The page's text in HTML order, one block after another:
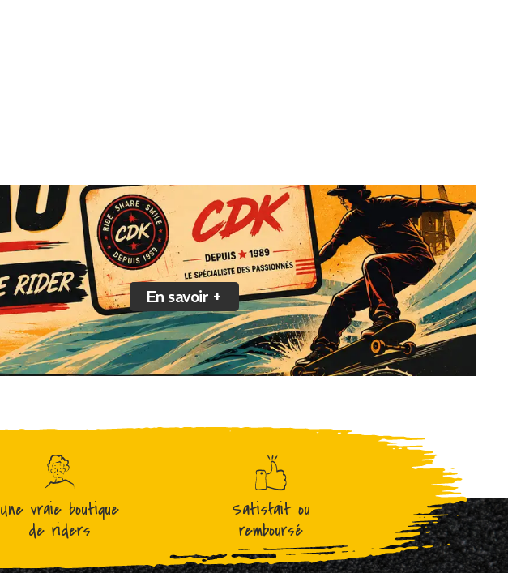
En savoir +
Une vraie boutique
de riders
Satisfait ou
remboursé